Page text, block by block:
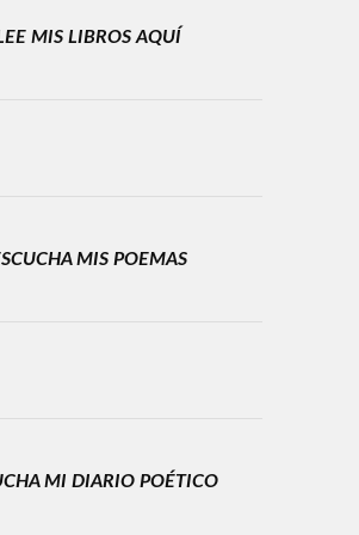
MIS LIBROS AQUÍ
MIS POEMAS
MI DIARIO POÉTICO